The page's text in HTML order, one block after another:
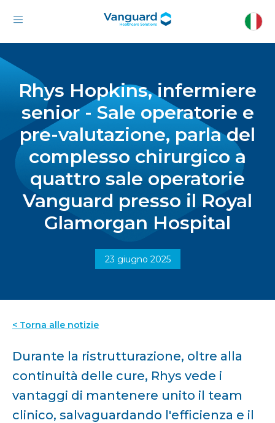
Rhys Hopkins, infermiere
senior - Sale operatorie e
pre-valutazione, parla del
complesso chirurgico a
quattro sale operatorie
Vanguard presso il Royal
Glamorgan Hospital
23 giugno 2025
< Torna alle notizie
Durante la ristrutturazione, oltre alla
continuità delle cure, Rhys vede i
vantaggi di mantenere unito il team
clinico, salvaguardando l'efficienza e il